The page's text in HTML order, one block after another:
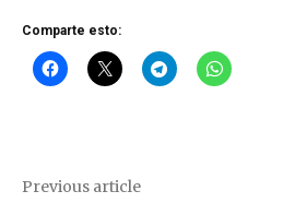
Comparte esto:
Previous article